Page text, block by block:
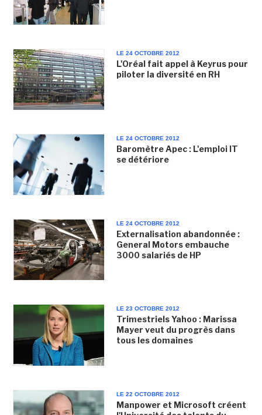
LE 24 OCTOBRE 2012
L'Oréal fait appel à Keyrus pour
piloter la diversité en RH
LE 24 OCTOBRE 2012
Baromètre Apec : L'emploi IT
se détériore
LE 24 OCTOBRE 2012
Externalisation abandonnée :
General Motors embauche
3000 salariés de HP
LE 23 OCTOBRE 2012
Trimestriels Yahoo : Marissa
Mayer veut du progrès dans
tous les domaines
LE 22 OCTOBRE 2012
Manpower et Microsoft créent